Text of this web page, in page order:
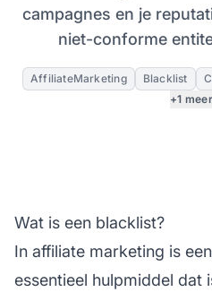
campagnes en je
niet-conforme
AffiliateMarketing Blacklist
+1 meer
Wat is een blacklist?
In affiliate marketing is een
essentieel hulpmiddel dat